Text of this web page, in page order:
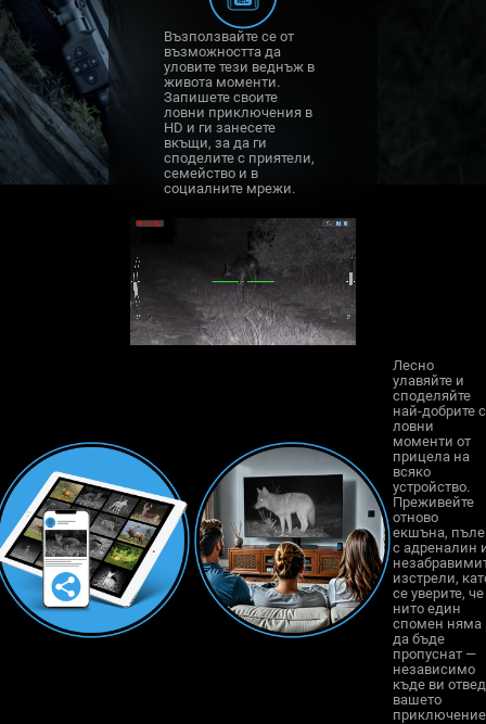
Възползвайте се от
възможността да
уловите тези веднъж в
живота моменти.
Запишете своите
ловни приключения в
HD и ги занесете
вкъщи, за да ги
споделите с приятели,
семейство и в
социалните мрежи.
Лесно
улавяйте и
споделяйте
най-добрите
ловни
моменти от
прицела на
всяко
устройство.
Преживейте
отново
екшъна,
с адреналин
изстрели,
се уверите, че
нито един
спомен няма
да бъде
пропуснат —
независимо
къде ви
вашето